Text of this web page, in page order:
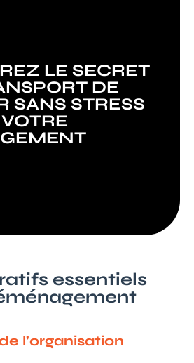
LE SECRET
DE
SANS STRESS
essentiels
l’organisation